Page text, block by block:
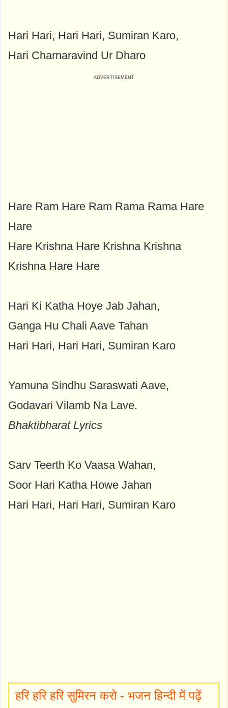
Hari Hari, Hari Hari, Sumiran Karo,
Hari Charnaravind Ur Dharo
Hare Ram Hare Ram Rama Rama Hare
Hare
Hare Krishna Hare Krishna Krishna
Krishna Hare Hare
Hari Ki Katha Hoye Jab Jahan,
Ganga Hu Chali Aave Tahan
Hari Hari, Hari Hari, Sumiran Karo
Yamuna Sindhu Saraswati Aave,
Godavari Vilamb Na Lave.
Bhaktibharat Lyrics
Sarv Teerth Ko Vaasa Wahan,
Soor Hari Katha Howe Jahan
Hari Hari, Hari Hari, Sumiran Karo
हरि हरि हरि सुमिरन करो - भजन हिन्दी में पढ़ें